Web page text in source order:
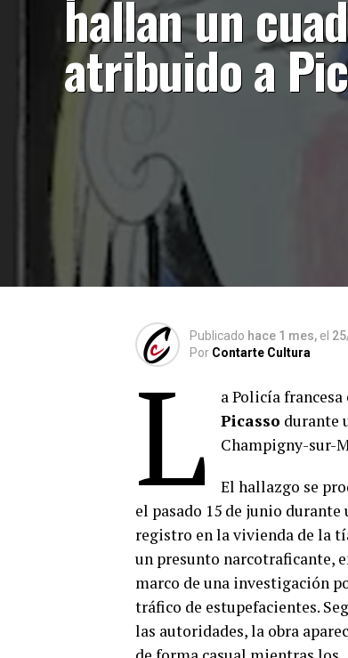
hallan un
atribuido a
Publicado hace 1 mes, el
Por Contarte Cultura
L a Policía
Picasso durante
Champigny-sur-
El hallazgo se
el pasado 15 de junio durante
registro en la vivienda de la
un presunto narcotraficante,
marco de una investigación
tráfico de estupefacientes.
las autoridades, la obra